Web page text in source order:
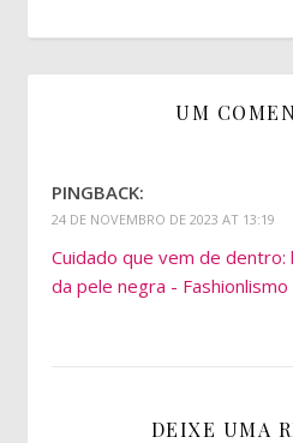
UM
PINGBACK:
24 DE NOVEMBRO DE 2023 AT 13:19
Cuidado que vem de dentro:
da pele negra - Fashionlismo
DEIXE UMA